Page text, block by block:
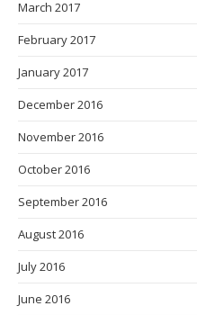
March 2017
February 2017
January 2017
December 2016
November 2016
October 2016
September 2016
August 2016
July 2016
June 2016